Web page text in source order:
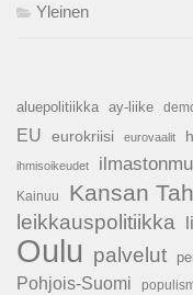
Yleinen
aluepolitiikka ay-liike
EU eurokriisi eurovaalit
ihmisoikeudet
Kainuu Kansan
leikkauspolitiikka
Oulu palvelut
Pohjois-Suomi